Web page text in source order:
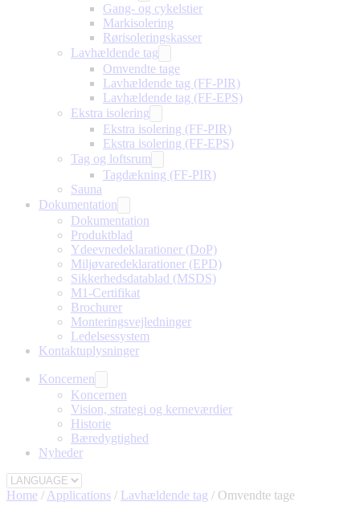
Gang- og cykelstier
Markisolering
Rørisoleringskasser
Lavhældende tag
Omvendte tage
Lavhældende tag (FF-PIR)
Lavhældende tag (FF-EPS)
Ekstra isolering
Ekstra isolering (FF-PIR)
Ekstra isolering (FF-EPS)
Tag og loftsrum
Tagdækning (FF-PIR)
Sauna
Dokumentation
Dokumentation
Produktblad
Ydeevnedeklarationer (DoP)
Miljøvaredeklarationer (EPD)
Sikkerhedsdatablad (MSDS)
M1-Certifikat
Brochurer
Monteringsvejledninger
Ledelsessystem
Kontaktuplysninger
Koncernen
Koncernen
Vision, strategi og kerneværdier
Historie
Bæredygtighed
Nyheder
Home / Applications / Lavhældende tag / Omvendte tage